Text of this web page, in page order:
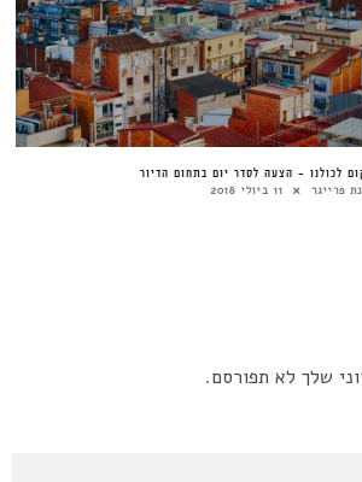
לכולנו – הצעה לסדר יום בתחום הדיור
פרייגר 11 ביולי 2018
שלך לא תפורסם.